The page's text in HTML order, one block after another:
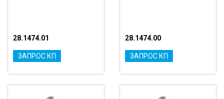
28.1474.01
ЗАПРОС КП
28.1474.00
ЗАПРОС КП